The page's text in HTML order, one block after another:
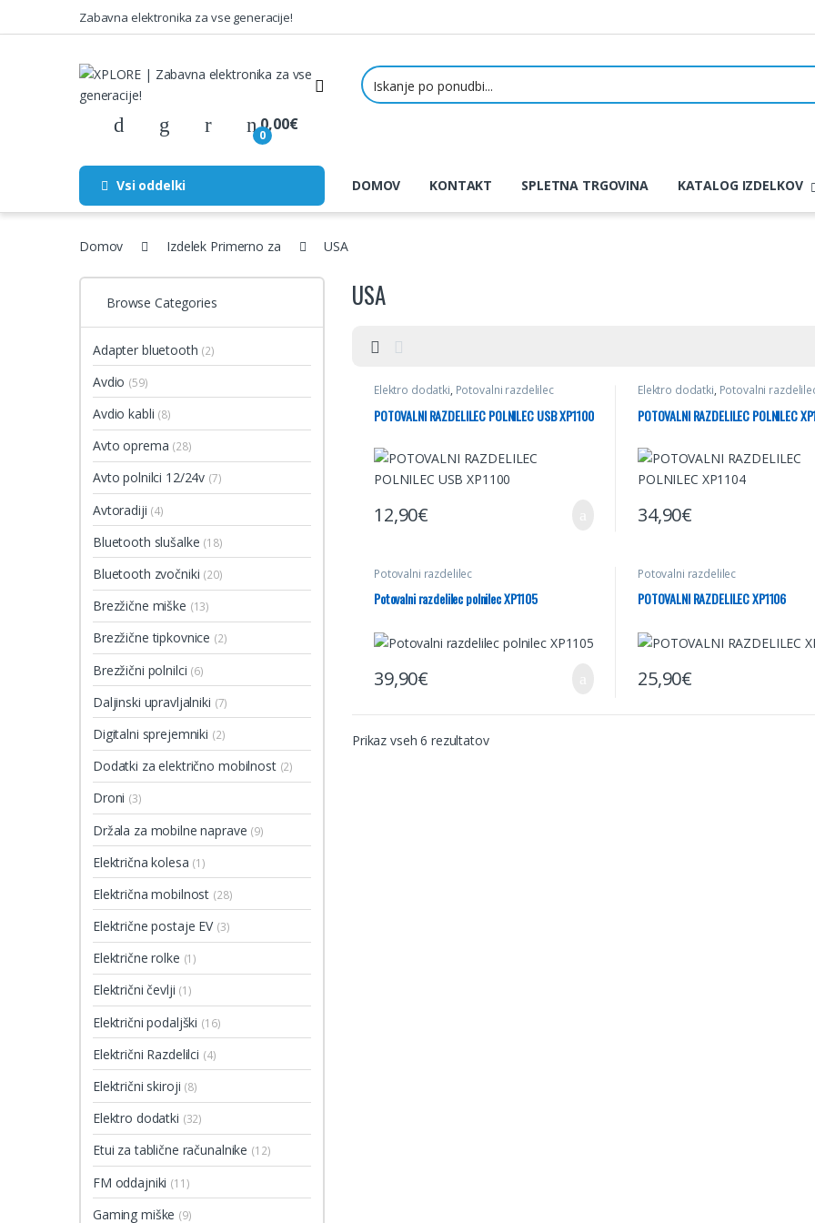
Skip to navigation
Skip to contentZabavna elektronika za vse generacije!
0
0,00€
Vsi oddelki DOMOV KONTAKT SPLETNA TRGOVINA KATALOG IZDELKOV
Domov Izdelek Primerno za USA
USA
Elektro dodatki, Potovalni razdelilec
POTOVALNI RAZDELILEC POLNILEC USB XP1100
12,90€
Elektro dodatki, Potovalni
POTOVALNI RAZDELILEC POLNILEC
34,90€
Potovalni razdelilec
Potovalni razdelilec polnilec XP1105
39,90€
Potovalni razdelilec
POTOVALNI RAZDELILEC XP1106
25,90€
Prikaz vseh 6 rezultatov
Browse Categories
Adapter bluetooth (2)
Avdio (59)
Avdio kabli (8)
Avto oprema (28)
Avto polnilci 12/24v (7)
Avtoradiji (4)
Bluetooth slušalke (18)
Bluetooth zvočniki (20)
Brezžične miške (13)
Brezžične tipkovnice (2)
Brezžični polnilci (6)
Daljinski upravljalniki (7)
Digitalni sprejemniki (2)
Dodatki za električno mobilnost (2)
Droni (3)
Držala za mobilne naprave (9)
Električna kolesa (1)
Električna mobilnost (28)
Električne postaje EV (3)
Električne rolke (1)
Električni čevlji (1)
Električni podaljški (16)
Električni Razdelilci (4)
Električni skiroji (8)
Elektro dodatki (32)
Etui za tablične računalnike (12)
FM oddajniki (11)
Gaming miške (9)